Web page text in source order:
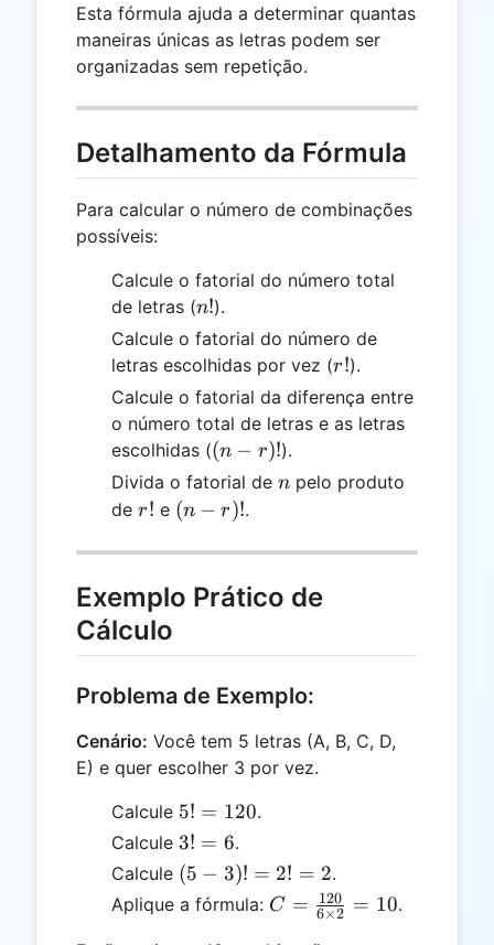
Esta fórmula ajuda a determinar quantas
maneiras únicas as letras podem ser
organizadas sem repetição.
Detalhamento da Fórmula
Para calcular o número de combinações
possíveis:
Calcule o fatorial do número total
de letras (n!
n!).
Calcule o fatorial do número de
letras escolhidas por vez (r!
r!).
Calcule o fatorial da diferença entre
o número total de letras e as letras
escolhidas ((n-
r)!
(n − r)!).
Divida o fatorial de n
n pelo produto
de r!
r! e (n-
(n − r)!.
Exemplo Prático de
Cálculo
Problema de Exemplo:
Cenário: Você tem 5 letras (A, B, C, D,
E) e quer escolher 3 por vez.
Calcule 5!
=
120
5! = 120.
Calcule 3!
=
6
3! = 6.
Calcule (5-
3)!
(5 − 3)! = 2! = 2.
Aplique a fórmula: C =
C = 6×2
120 = 10.